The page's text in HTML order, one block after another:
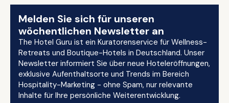
Melden Sie sich für unseren
wöchentlichen Newsletter an
The Hotel Guru ist ein Kuratorenservice für Wellness-
Retreats und Boutique-Hotels in Deutschland. Unser
Newsletter informiert Sie über neue Hoteleröffnungen,
exklusive Aufenthaltsorte und Trends im Bereich
Hospitality-Marketing - ohne Spam, nur relevante
Inhalte für Ihre persönliche Weiterentwicklung.